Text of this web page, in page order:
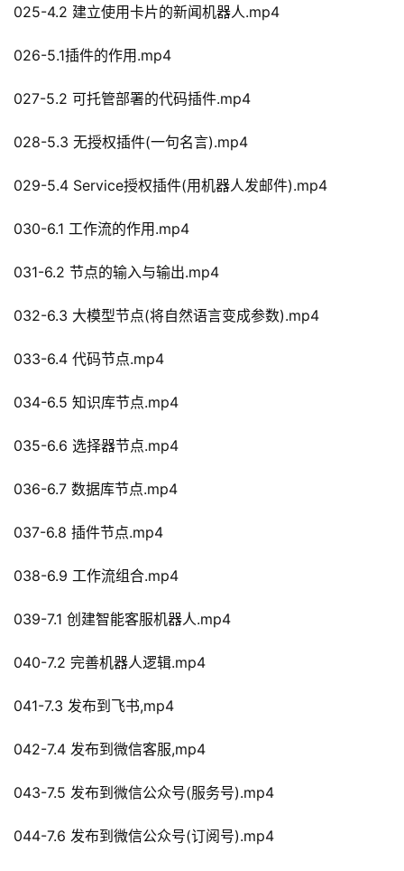
025-4.2 建立使用卡片的新闻机器人.mp4
026-5.1插件的作用.mp4
027-5.2 可托管部署的代码插件.mp4
028-5.3 无授权插件(一句名言).mp4
029-5.4 Service授权插件(用机器人发邮件).mp4
030-6.1 工作流的作用.mp4
031-6.2 节点的输入与输出.mp4
032-6.3 大模型节点(将自然语言变成参数).mp4
033-6.4 代码节点.mp4
034-6.5 知识库节点.mp4
035-6.6 选择器节点.mp4
036-6.7 数据库节点.mp4
037-6.8 插件节点.mp4
038-6.9 工作流组合.mp4
039-7.1 创建智能客服机器人.mp4
040-7.2 完善机器人逻辑.mp4
041-7.3 发布到飞书,mp4
042-7.4 发布到微信客服,mp4
043-7.5 发布到微信公众号(服务号).mp4
044-7.6 发布到微信公众号(订阅号).mp4